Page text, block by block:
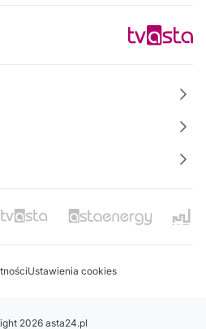
Ustawienia cookies
2026 asta24.pl